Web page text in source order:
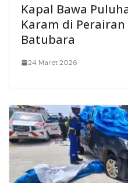
Kapal Bawa
Karam di
Batubara
24 Maret 2026